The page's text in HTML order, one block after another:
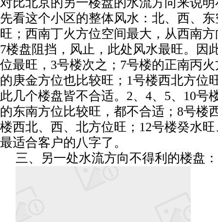
先看这个小区的整体风水：北、西、
旺；西南丁火方位空间最大，从西南
7楼盘阻挡，风止，此处风水最旺。因
位最旺，3号楼次之；7号楼的正南丙
的庚金方位也比较旺；1号楼西北方位
此几个楼盘皆不合适。2、4、5、10号
的东南方位比较旺，都不合适；8号楼
楼西北、西、北方位旺；12号楼癸水
最适合客户的八字了。
三、另一处水流方向不得利的楼盘：